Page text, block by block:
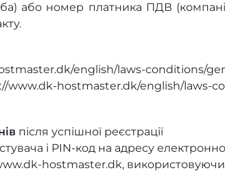
або номер платника ПДВ
english/laws-conditions/
www.dk-hostmaster.dk/english/laws-
після успішної реєстрації
і PIN-код на адресу
hostmaster.dk, використовуючи